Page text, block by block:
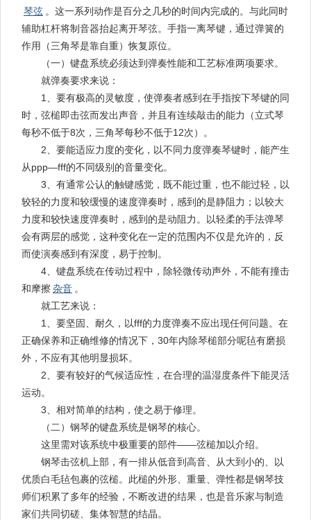
琴弦 。这一系列动作是百分之几秒的时间内完成的。与此同时
辅助杠杆将制音器抬起离开琴弦。手指一离琴键，通过弹簧的
作用（三角琴是靠自重）恢复原位。
（一）键盘系统必须达到弹奏性能和工艺标准两项要求。
就弹奏要求来说：
1、要有极高的灵敏度，使弹奏者感到在手指按下琴键的同
时，弦槌即击弦而发出声音，并且有连续敲击的能力（立式琴
每秒不低于8次，三角琴每秒不低于12次）。
2、要能适应力度的变化，以不同力度弹奏琴键时，能产生
从ppp—fff的不同级别的音量变化。
3、有通常公认的触键感觉，既不能过重，也不能过轻，以
较轻的力度和较缓慢的速度弹奏时，感到的是静阻力；以较大
力度和较快速度弹奏时，感到的是动阻力。以轻柔的手法弹琴
会有两层的感觉，这种变化在一定的范围内不仅是允许的，反
而使演奏感到有深度，易于控制。
4、键盘系统在传动过程中，除轻微传动声外，不能有撞击
和摩擦杂音 。
就工艺来说：
1、要坚固、耐久，以fff的力度弹奏不应出现任何问题。在
正确保养和正确维修的情况下，30年内除琴槌部分呢毡有磨损
外，不应有其他明显损坏。
2、要有较好的气候适应性，在合理的温湿度条件下能灵活
运动。
3、相对简单的结构，使之易于修理。
（二）钢琴的键盘系统是钢琴的核心。
这里需对该系统中极重要的部件——弦槌加以介绍。
钢琴击弦机上部，有一排从低音到高音、从大到小的、以
优质白毛毡包裹的弦槌。此槌的外形、重量、弹性都是钢琴技
师们积累了多年的经验，不断改进的结果，也是音乐家与制造
家们共同切磋、集体智慧的结晶。